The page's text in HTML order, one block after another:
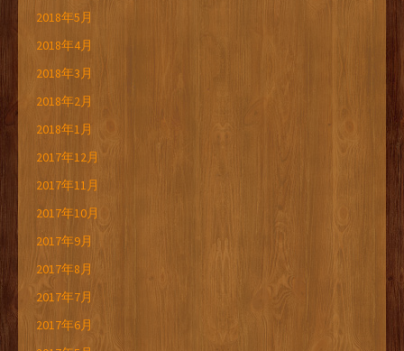
2018年5月
2018年4月
2018年3月
2018年2月
2018年1月
2017年12月
2017年11月
2017年10月
2017年9月
2017年8月
2017年7月
2017年6月